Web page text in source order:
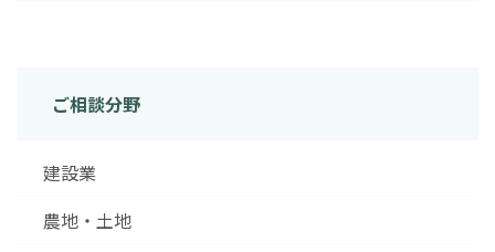
ご相談分野
建設業
農地・土地